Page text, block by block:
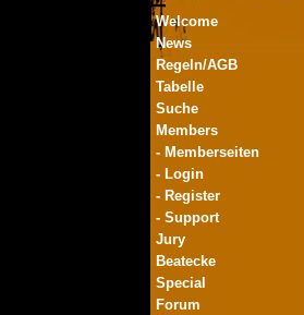
Welcome
News
Regeln/AGB
Tabelle
Suche
Members
- Memberseiten
- Login
- Register
- Support
Jury
Beatecke
Special
Forum